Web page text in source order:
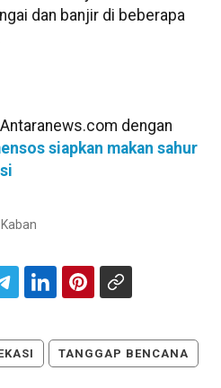
dan banjir di beberapa
dengan
siapkan makan sahur
TANGGAP BENCANA